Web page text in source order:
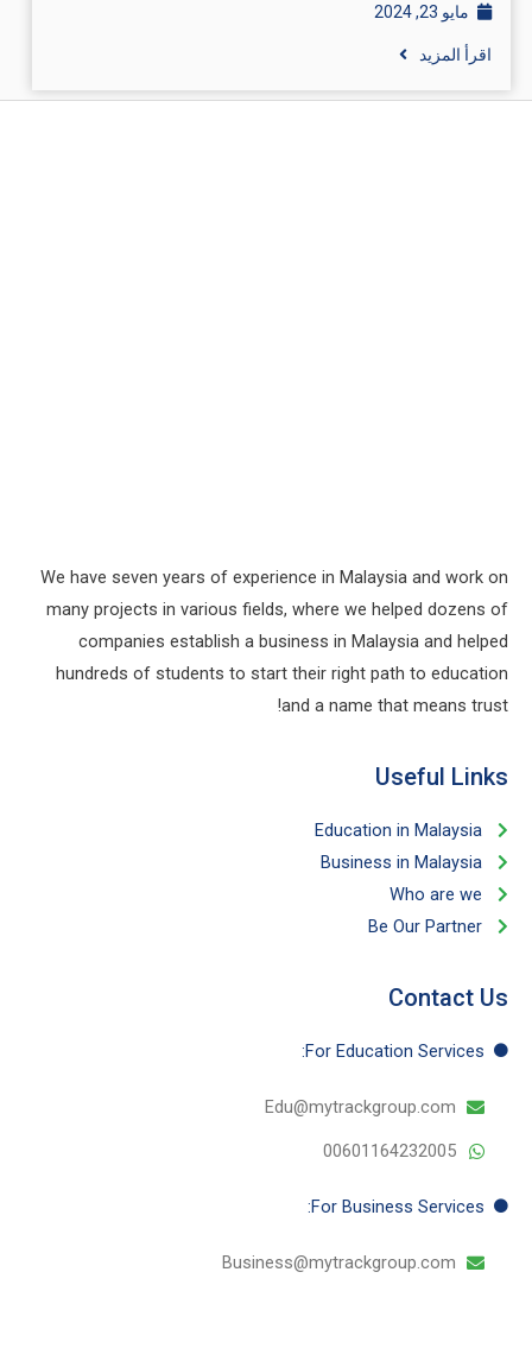
مايو 23, 2024
اقرأ المزيد
We have seven years of experience in Malaysia and work on
many projects in various fields, where we helped dozens of
companies establish a business in Malaysia and helped
hundreds of students to start their right path to education
and a name that means trust!
Useful Links​
Education in Malaysia
Business in Malaysia​
Who are we
Be Our Partner​
Contact Us
For Education​ Services:
Edu@mytrackgroup.com
00601164232005
For Business​ Services:
Business@mytrackgroup.com